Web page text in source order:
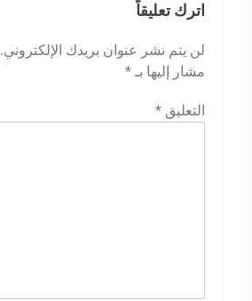
اترك تعليقاً
لن يتم نشر عنوان بريدك الإلكتروني.
مشار إليها بـ *
التعليق *